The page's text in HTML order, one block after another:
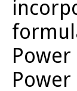
Power
Power